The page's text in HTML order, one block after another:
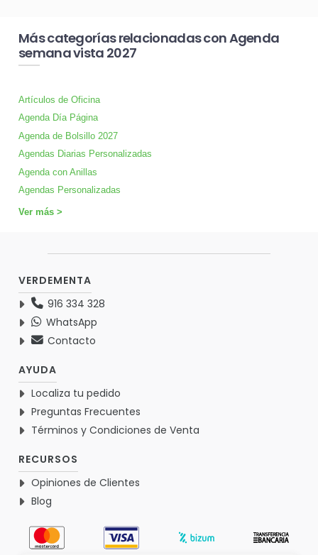
Más categorías relacionadas con Agenda
semana vista 2027
Artículos de Oficina
Agenda Día Página
Agenda de Bolsillo 2027
Agendas Diarias Personalizadas
Agenda con Anillas
Agendas Personalizadas
Ver más >
VERDEMENTA
916 334 328
WhatsApp
Contacto
AYUDA
Localiza tu pedido
Preguntas Frecuentes
Términos y Condiciones de Venta
RECURSOS
Opiniones de Clientes
Blog